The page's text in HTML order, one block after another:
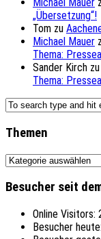
„Übersetzung“!
Tom zu
Michael Mauer
Thema:
Sander Kirch zu
Thema:
Themen
Themen
Besucher seit
Online Visitors:
Besucher heute: